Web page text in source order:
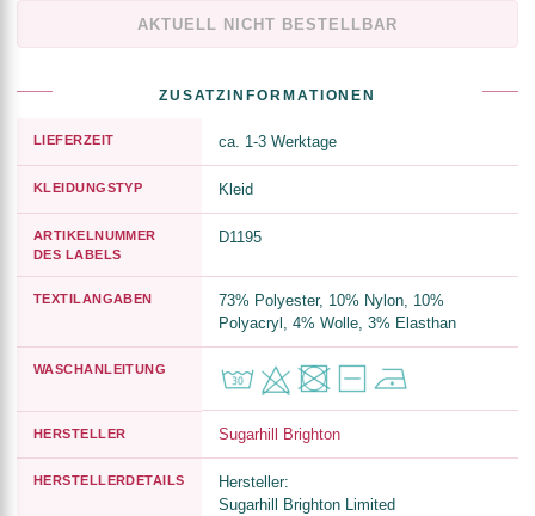
AKTUELL NICHT BESTELLBAR
ZUSATZINFORMATIONEN
LIEFERZEIT ca. 1-3 Werktage
KLEIDUNGSTYP Kleid
ARTIKELNUMMER
DES LABELS
D1195
TEXTILANGABEN
73% Polyester, 10% Nylon, 10%
Polyacryl, 4% Wolle, 3% Elasthan
WASCHANLEITUNG
HERSTELLER Sugarhill Brighton
HERSTELLERDETAILS
Hersteller:
Sugarhill Brighton Limited